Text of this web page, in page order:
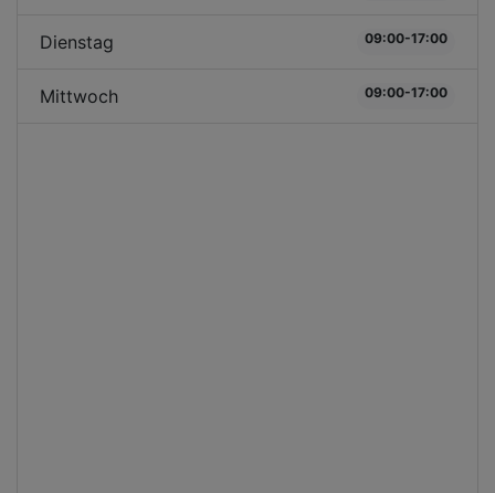
Dienstag 09:00-17:00
Mittwoch 09:00-17:00